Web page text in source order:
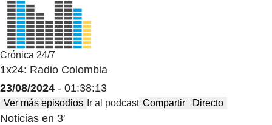
Crónica 24/7
1x24: Radio Colombia
23/08/2024 - 01:38:13
Ver más episodios Ir al podcast Compartir Directo
Noticias en 3′